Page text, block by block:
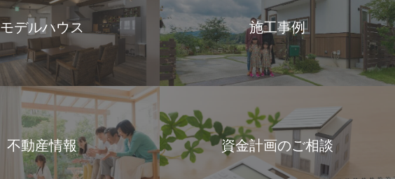
モデルハウス 施工事例
不動産情報 資金計画のご相談